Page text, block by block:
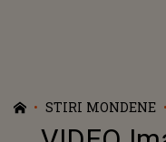
STIRI MONDENE